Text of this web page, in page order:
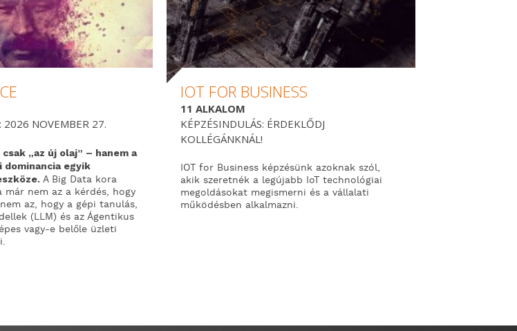
2026 NOVEMBER 27.
„az új olaj” – hanem a
dominancia egyik
A Big Data kora
nem az a kérdés, hogy
az, hogy a gépi tanulás,
(LLM) és az Ágentikus
vagy-e belőle üzleti
IOT FOR BUSINESS
11 ALKALOM
KÉPZÉSINDULÁS: ÉRDEKLŐDJ
KOLLÉGÁNKNÁL!
IOT for Business képzésünk azoknak szól,
akik szeretnék a legújabb IoT technológiai
megoldásokat megismerni és a vállalati
működésben alkalmazni.